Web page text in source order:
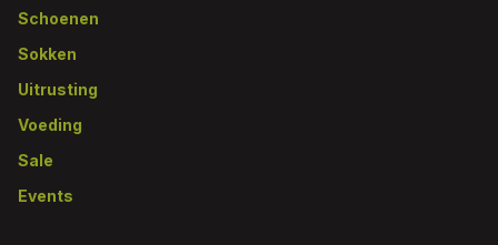
Schoenen
Sokken
Uitrusting
Voeding
Sale
Events